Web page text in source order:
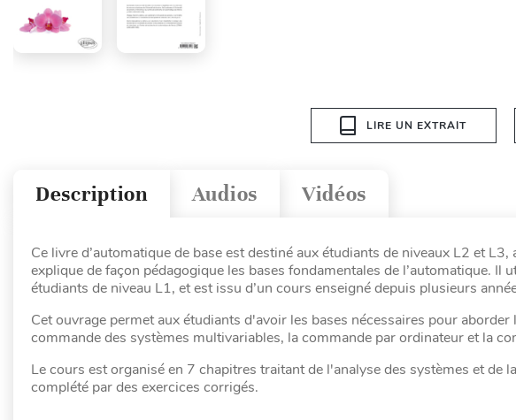
LIRE UN EXTRAIT
Vidéos
Audios
Description
Ce livre d’automatique de base est destiné aux étudiants de niveaux L2 et
explique de façon pédagogique les bases fondamentales de l’automatique.
étudiants de niveau L1, et est issu d’un cours enseigné depuis plusieurs
Cet ouvrage permet aux étudiants d'avoir les bases nécessaires pour
commande des systèmes multivariables, la commande par ordinateur et la
Le cours est organisé en 7 chapitres traitant de l'analyse des systèmes et de
complété par des exercices corrigés.